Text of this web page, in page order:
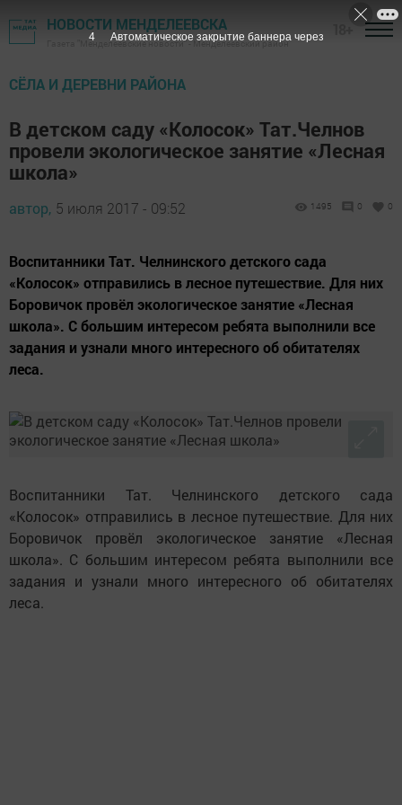
НОВОСТИ МЕНДЕЛЕЕВСКА
Газета "Менделеевские новости" - Менделеевский район
СЁЛА И ДЕРЕВНИ РАЙОНА
В детском саду «Колосок» Тат.Челнов
провели экологическое занятие «Лесная
школа»
автор, 5 июля 2017 - 09:52 1495 0 0
Воспитанники Тат. Челнинского детского сада
«Колосок» отправились в лесное путешествие. Для них
Боровичок провёл экологическое занятие «Лесная
школа». С большим интересом ребята выполнили все
задания и узнали много интересного об обитателях
леса.
Воспитанники Тат. Челнинского детского сада
«Колосок» отправились в лесное путешествие. Для них
Боровичок провёл экологическое занятие «Лесная
школа». С большим интересом ребята выполнили все
задания и узнали много интересного об обитателях
леса.
3 Автоматическое закрытие баннера через